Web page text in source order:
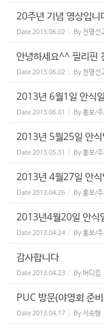
20주년 기념 영상입니
Date2013.06.02 By 천명선
안녕하세요^^ 필리핀
Date2013.06.02 By 천명선
2013년 6월1일 안식
Date2013.06.01 By홍보/
2013년 5월25일 안
Date2013.05.31 By홍보/
2013년 4월27일 안
Date2013.04.26 By홍보/
2013년4월20일 안식
Date2013.04.24 By홍보/
감사합니다
Date2013.04.23 By 버디킴
PUC 방문(야영회 준
Date2013.04.17 By서숙형